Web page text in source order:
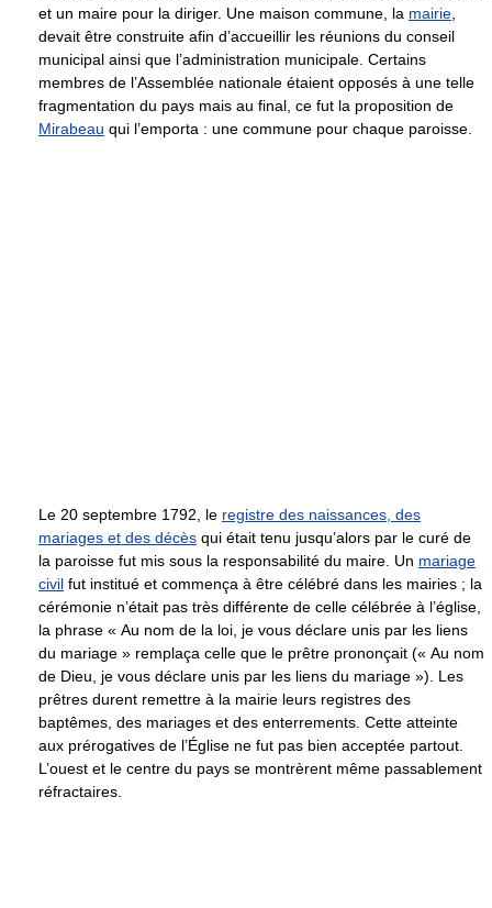
et un maire pour la diriger. Une maison commune, la mairie
devait être construite afin d’accueillir les réunions du conseil
municipal ainsi que l’administration municipale. Certains
membres de l’Assemblée nationale étaient opposés à une telle
fragmentation du pays mais au final, ce fut la proposition de
Mirabeau qui l’emporta : une commune pour chaque paroisse.
Le 20 septembre 1792, le registre des naissances, des
mariages et des décès qui était tenu jusqu’alors par le curé de
la paroisse fut mis sous la responsabilité du maire. Un mariage
civil fut institué et commença à être célébré dans les mairies ; la
cérémonie n’était pas très différente de celle célébrée à l’église,
la phrase « Au nom de la loi, je vous déclare unis par les liens
du mariage » remplaça celle que le prêtre prononçait (« Au nom
de Dieu, je vous déclare unis par les liens du mariage »). Les
prêtres durent remettre à la mairie leurs registres des
baptêmes, des mariages et des enterrements. Cette atteinte
aux prérogatives de l’Église ne fut pas bien acceptée partout.
L’ouest et le centre du pays se montrèrent même passablement
réfractaires.